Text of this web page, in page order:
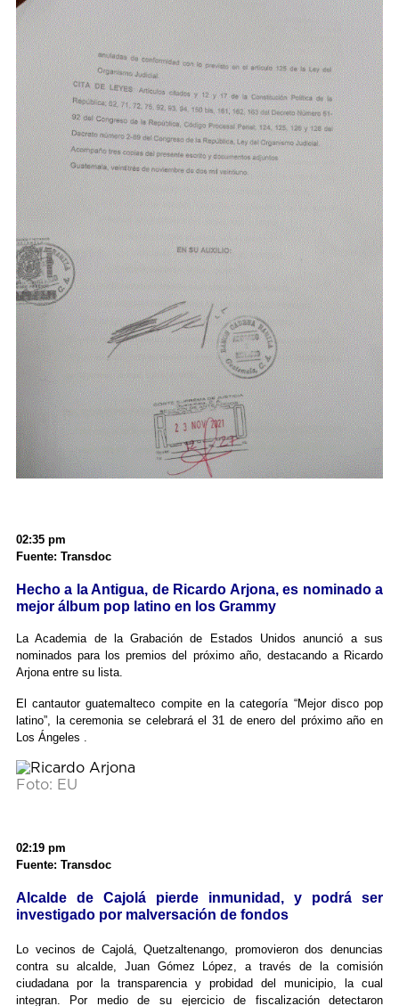
02:35 pm
Fuente: Transdoc
Hecho a la Antigua, de Ricardo Arjona, es nominado a
mejor álbum pop latino en los Grammy
La Academia de la Grabación de Estados Unidos anunció a sus
nominados para los premios del próximo año, destacando a Ricardo
Arjona entre su lista.
El cantautor guatemalteco compite en la categoría “Mejor disco pop
latino”, la ceremonia se celebrará el 31 de enero del próximo año en
Los Ángeles .
Foto: EU
02:19 pm
Fuente: Transdoc
Alcalde de Cajolá pierde inmunidad, y podrá ser
investigado por malversación de fondos
Lo vecinos de Cajolá, Quetzaltenango, promovieron dos denuncias
contra su alcalde, Juan Gómez López, a través de la comisión
ciudadana por la transparencia y probidad del municipio, la cual
integran. Por medio de su ejercicio de fiscalización detectaron